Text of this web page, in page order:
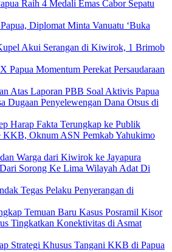
Raih 4 Medali Emas Cabor Sepatu
Diplomat Minta Vanuatu ‘Buka
Akui Serangan di Kiwirok, 1 Brimob
Papua Momentum Perekat Persaudaraan
Atas Laporan PBB Soal Aktivis Papua
Dugaan Penyelewengan Dana Otsus di
Harap Fakta Terungkap ke Publik
KKB, Oknum ASN Pemkab Yahukimo
Warga dari Kiwirok ke Jayapura
Sorong Ke Lima Wilayah Adat Di
Tegas Pelaku Penyerangan di
Temuan Baru Kasus Posramil Kisor
Tingkatkan Konektivitas di Asmat
Strategi Khusus Tangani KKB di Papua